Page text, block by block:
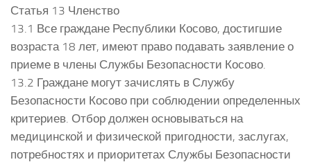
Статья 13 Членство
13.1 Все граждане Республики Косово, достигшие
возраста 18 лет, имеют право подавать заявление о
приеме в члены Службы Безопасности Косово.
13.2 Граждане могут зачислять в Службу
Безопасности Косово при соблюдении определенных
критериев. Отбор должен основываться на
медицинской и физической пригодности, заслугах,
потребностях и приоритетах Службы Безопасности